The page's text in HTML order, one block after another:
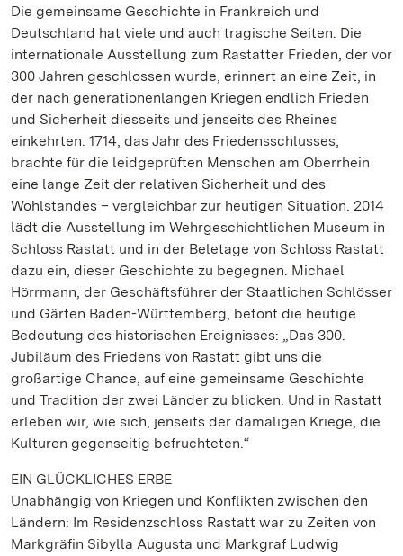
Die gemeinsame Geschichte in Frankreich und
Deutschland hat viele und auch tragische Seiten. Die
internationale Ausstellung zum Rastatter Frieden, der vor
300 Jahren geschlossen wurde, erinnert an eine Zeit, in
der nach generationenlangen Kriegen endlich Frieden
und Sicherheit diesseits und jenseits des Rheines
einkehrten. 1714, das Jahr des Friedensschlusses,
brachte für die leidgeprüften Menschen am Oberrhein
eine lange Zeit der relativen Sicherheit und des
Wohlstandes – vergleichbar zur heutigen Situation. 2014
lädt die Ausstellung im Wehrgeschichtlichen Museum in
Schloss Rastatt und in der Beletage von Schloss Rastatt
dazu ein, dieser Geschichte zu begegnen. Michael
Hörrmann, der Geschäftsführer der Staatlichen Schlösser
und Gärten Baden-Württemberg, betont die heutige
Bedeutung des historischen Ereignisses: „Das 300.
Jubiläum des Friedens von Rastatt gibt uns die
großartige Chance, auf eine gemeinsame Geschichte
und Tradition der zwei Länder zu blicken. Und in Rastatt
erleben wir, wie sich, jenseits der damaligen Kriege, die
Kulturen gegenseitig befruchteten.“
EIN GLÜCKLICHES ERBE
Unabhängig von Kriegen und Konflikten zwischen den
Ländern: Im Residenzschloss Rastatt war zu Zeiten von
Markgräfin Sibylla Augusta und Markgraf Ludwig